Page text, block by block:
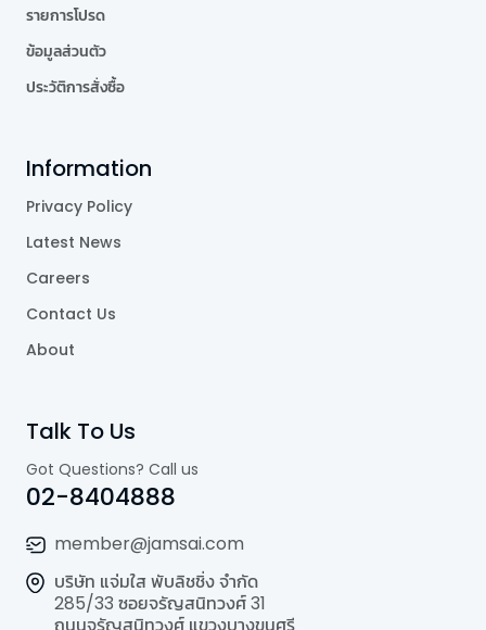
รายการโปรด
ข้อมูลส่วนตัว
ประวัติการสั่งซื้อ
Information
Privacy Policy
Latest News
Careers
Contact Us
About
Talk To Us
Got Questions? Call us
02-8404888
member@jamsai.com
บริษัท แจ่มใส พับลิชชิ่ง จำกัด
285/33 ซอยจรัญสนิทวงศ์ 31